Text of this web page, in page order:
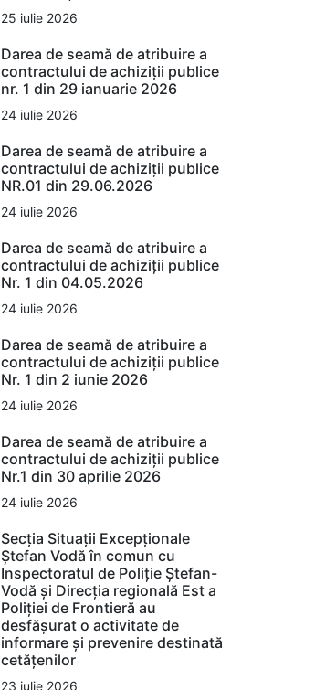
25 iulie 2026
Darea de seamă de atribuire a
contractului de achiziții publice
nr. 1 din 29 ianuarie 2026
24 iulie 2026
Darea de seamă de atribuire a
contractului de achiziții publice
NR.01 din 29.06.2026
24 iulie 2026
Darea de seamă de atribuire a
contractului de achiziții publice
Nr. 1 din 04.05.2026
24 iulie 2026
Darea de seamă de atribuire a
contractului de achiziții publice
Nr. 1 din 2 iunie 2026
24 iulie 2026
Darea de seamă de atribuire a
contractului de achiziții publice
Nr.1 din 30 aprilie 2026
24 iulie 2026
Secția Situații Excepționale
Ștefan Vodă în comun cu
Inspectoratul de Poliție Ștefan-
Vodă și Direcția regională Est a
Poliției de Frontieră au
desfășurat o activitate de
informare și prevenire destinată
cetățenilor
23 iulie 2026